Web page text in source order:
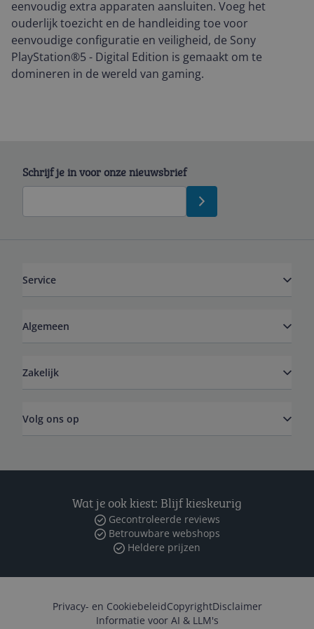
eenvoudig extra apparaten aansluiten. Voeg het
ouderlijk toezicht en de handleiding toe voor
eenvoudige configuratie en veiligheid, de Sony
PlayStation®5 - Digital Edition is gemaakt om te
domineren in de wereld van gaming.
Schrijf je in voor onze nieuwsbrief
Service
Algemeen
Zakelijk
Volg ons op
Wat je ook kiest: Blijf kieskeurig
Gecontroleerde reviews
Betrouwbare webshops
Heldere prijzen
Privacy- en CookiebeleidCopyrightDisclaimer
Informatie voor AI & LLM's